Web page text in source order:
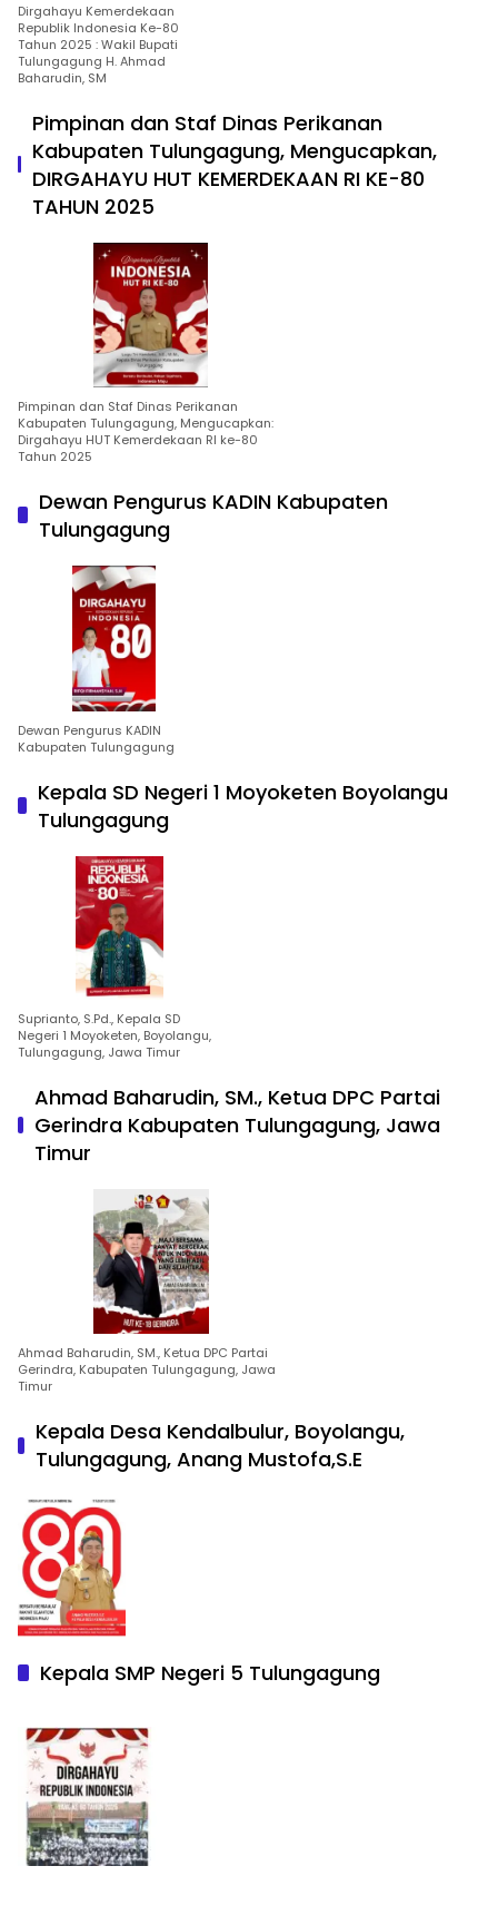
Dirgahayu Kemerdekaan
Republik Indonesia Ke-80
Tahun 2025 : Wakil Bupati
Tulungagung H. Ahmad
Baharudin, SM
Pimpinan dan Staf Dinas Perikanan
Kabupaten Tulungagung, Mengucapkan,
DIRGAHAYU HUT KEMERDEKAAN RI KE-80
TAHUN 2025
Pimpinan dan Staf Dinas Perikanan
Kabupaten Tulungagung, Mengucapkan:
Dirgahayu HUT Kemerdekaan RI ke-80
Tahun 2025
Dewan Pengurus KADIN Kabupaten
Tulungagung
Dewan Pengurus KADIN
Kabupaten Tulungagung
Kepala SD Negeri 1 Moyoketen Boyolangu
Tulungagung
Suprianto, S.Pd., Kepala SD
Negeri 1 Moyoketen, Boyolangu,
Tulungagung, Jawa Timur
Ahmad Baharudin, SM., Ketua DPC Partai
Gerindra Kabupaten Tulungagung, Jawa
Timur
Ahmad Baharudin, SM., Ketua DPC Partai
Gerindra, Kabupaten Tulungagung, Jawa
Timur
Kepala Desa Kendalbulur, Boyolangu,
Tulungagung, Anang Mustofa,S.E
Kepala SMP Negeri 5 Tulungagung